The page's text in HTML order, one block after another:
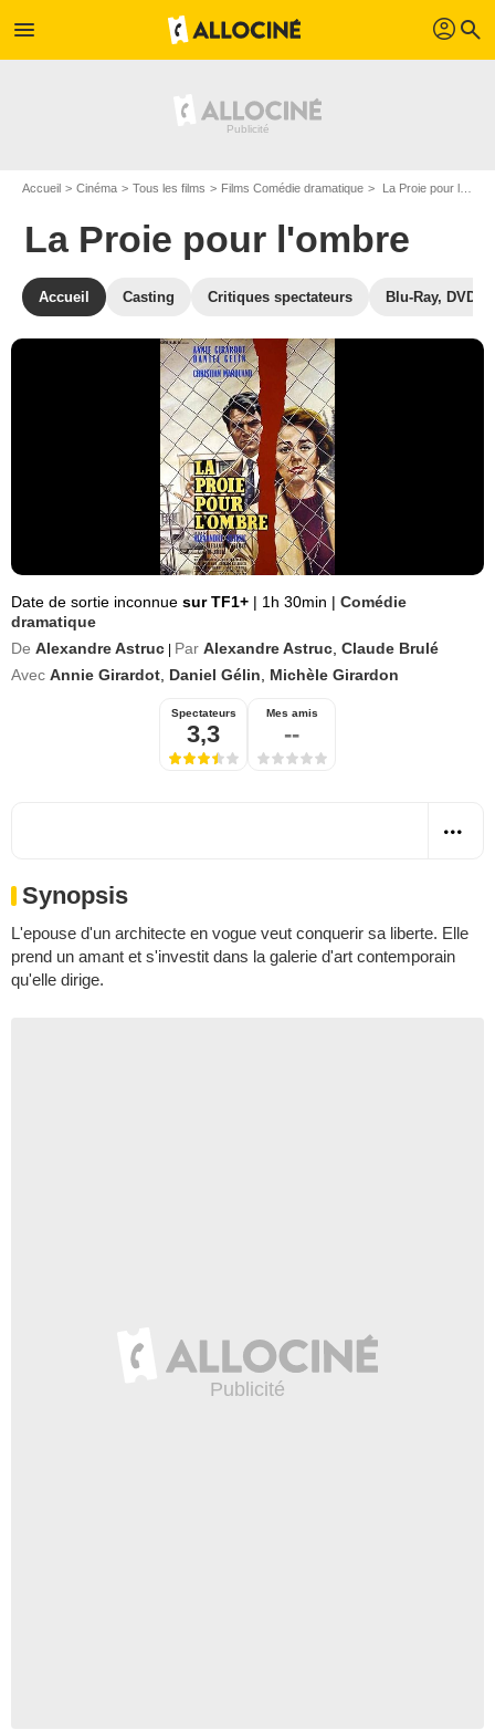
menu profil search
Accueil Cinéma Tous les films Films Comédie dramatique La Proie pour l'ombre de Alexandre Astruc
La Proie pour l'ombre
Accueil Casting Critiques spectateurs Blu-Ray, DVD
Date de sortie inconnue sur TF1+ | 1h 30min | Comédie
dramatique
De Alexandre Astruc Par Alexandre Astruc Claude Brulé
Avec Annie Girardot Daniel Gélin Michèle Girardon
Spectateurs
3,3
Mes amis
--
Synopsis
L'epouse d'un architecte en vogue veut conquerir sa liberte. Elle
prend un amant et s'investit dans la galerie d'art contemporain
qu'elle dirige.